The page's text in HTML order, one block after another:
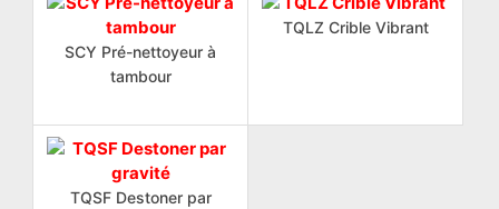
SCY Pré-nettoyeur à
tambour
TQLZ Crible Vibrant
TQSF Destoner par